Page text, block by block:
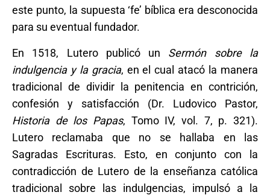
este punto, la supuesta ‘fe’ bíblica era desconocida
para su eventual fundador.
En 1518, Lutero publicó un Sermón sobre la
indulgencia y la gracia, en el cual atacó la manera
tradicional de dividir la penitencia en contrición,
confesión y satisfacción (Dr. Ludovico Pastor,
Historia de los Papas, Tomo IV, vol. 7, p. 321).
Lutero reclamaba que no se hallaba en las
Sagradas Escrituras. Esto, en conjunto con la
contradicción de Lutero de la enseñanza católica
tradicional sobre las indulgencias, impulsó a la